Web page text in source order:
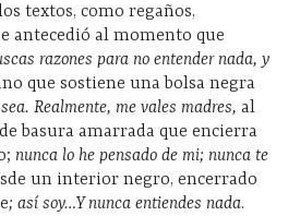
textos, como regaños,
antecedió al momento que
razones para no entender nada, y
que sostiene una bolsa negra
Realmente, me vales madres, al
basura amarrada que encierra
nunca lo he pensado de mi; nunca te
un interior negro, encerrado
; así soy…Y nunca entiendes nada.